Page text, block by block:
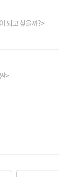
되고 싶을까?>
>